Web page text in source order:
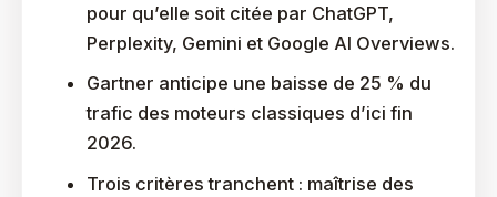
pour qu’elle soit citée par ChatGPT,
Perplexity, Gemini et Google AI Overviews.
Gartner anticipe une baisse de 25 % du
trafic des moteurs classiques d’ici fin
2026.
Trois critères tranchent : maîtrise des